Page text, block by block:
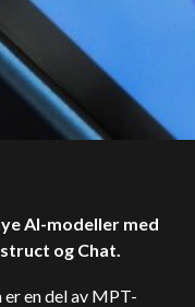
AI-modeller med
og Chat.
en del av MPT-